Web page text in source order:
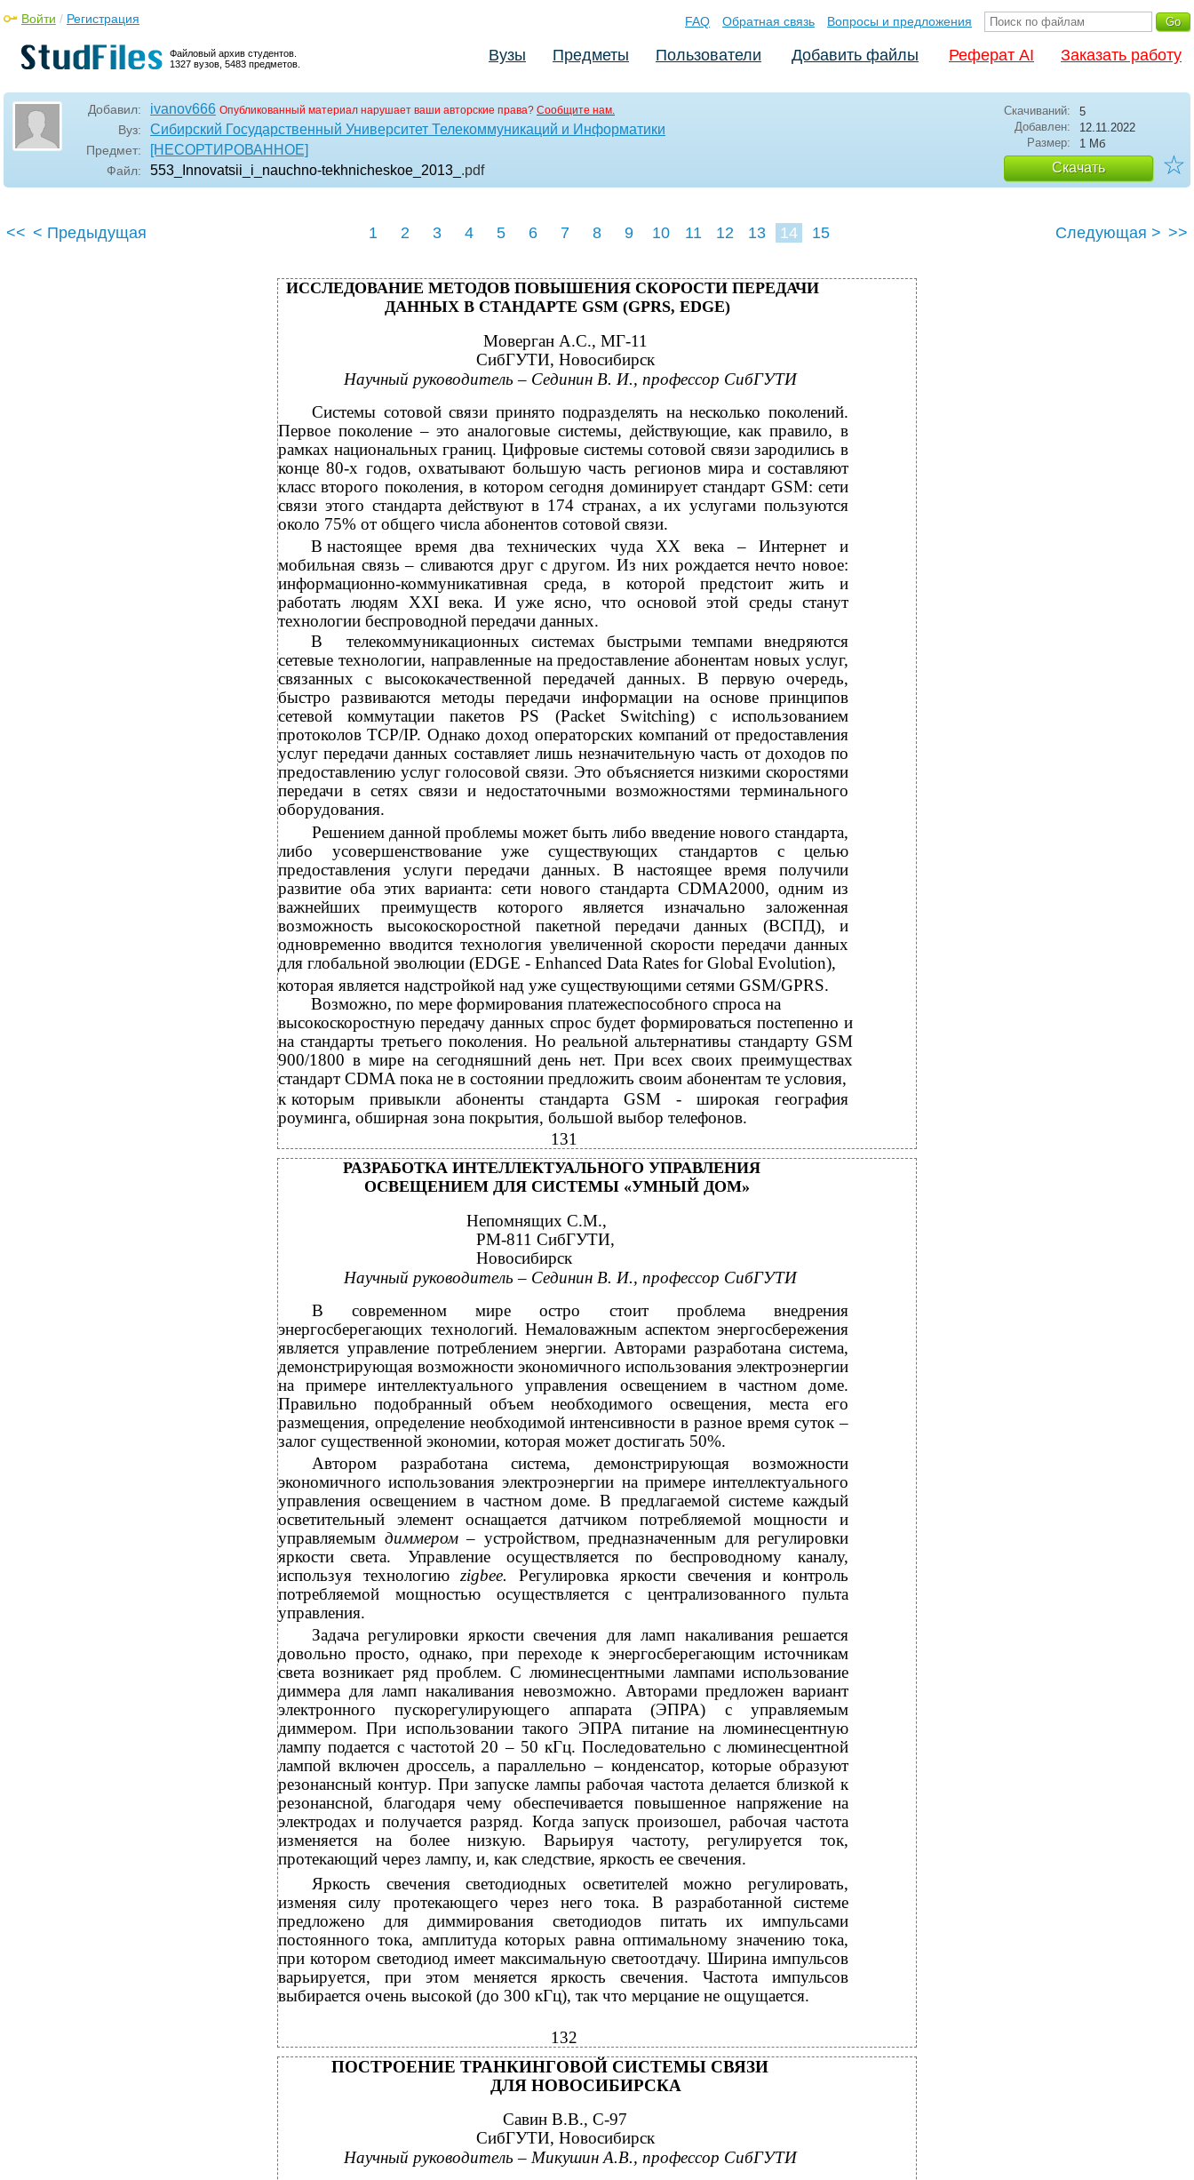
Файловый архив студентов.
1327 вузов, 5483 предметов.
Войти / Регистрация FAQ Обратная связь Вопросы и предложения
Вузы Предметы Пользователи Добавить файлы Реферат AI Заказать работу
Добавил: ivanov666 Опубликованный материал нарушает ваши авторские права? Сообщите нам.
Вуз: Сибирский Государственный Университет Телекоммуникаций и Информатики
Предмет: [НЕСОРТИРОВАННОЕ]
Файл: 553_Innovatsii_i_nauchno-tekhnicheskoe_2013_ .pdf
Скачиваний:
5
Добавлен:
12.11.2022
Размер:
1 Мб
Скачать ☆
<< < Предыдущая 1 2 3 4 5 6 7 8 9 10 11 12 13 14 15 Следующая > >>
ИССЛЕДОВАНИЕ МЕТОДОВ ПОВЫШЕНИЯ СКОРОСТИ ПЕРЕДАЧИ
ДАННЫХ В СТАНДАРТЕ GSM (GPRS, EDGE)
Моверган А.С., МГ-11
СибГУТИ, Новосибирск
Научный руководитель – Сединин В. И., профессор СибГУТИ
Системы сотовой связи принято подразделять на несколько поколений.
Первое поколение – это аналоговые системы, действующие, как правило, в
рамках национальных границ. Цифровые системы сотовой связи зародились в
конце 80-х годов, охватывают большую часть регионов мира и составляют
класс второго поколения, в котором сегодня доминирует стандарт GSM: сети
связи этого стандарта действуют в 174 странах, а их услугами пользуются
около 75% от общего числа абонентов сотовой связи.
В настоящее время два технических чуда XX века – Интернет и
мобильная связь – сливаются друг с другом. Из них рождается нечто новое:
информационно-коммуникативная среда, в которой предстоит жить и
работать людям XXI века. И уже ясно, что основой этой среды станут
технологии беспроводной передачи данных.
В
телекоммуникационных системах быстрыми темпами внедряются
сетевые технологии, направленные на предоставление абонентам новых услуг,
связанных с высококачественной передачей данных. В первую очередь,
быстро развиваются методы передачи информации на основе принципов
сетевой коммутации пакетов PS (Packet Switching) с использованием
протоколов TCP/IP. Однако доход операторских компаний от предоставления
услуг передачи данных составляет лишь незначительную часть от доходов по
предоставлению услуг голосовой связи. Это объясняется низкими скоростями
передачи в сетях связи и недостаточными возможностями терминального
оборудования.
Решением данной проблемы может быть либо введение нового стандарта,
либо усовершенствование уже существующих стандартов с целью
предоставления услуги передачи данных. В настоящее время получили
развитие оба этих варианта: сети нового стандарта CDMA2000, одним из
важнейших преимуществ которого является изначально заложенная
возможность высокоскоростной пакетной передачи данных (ВСПД), и
одновременно вводится технология увеличенной скорости передачи данных
для глобальной эволюции (EDGE - Enhanced Data Rates for Global Evolution),
которая является надстройкой над уже существующими сетями GSM/GPRS.
Возможно, по мере формирования платежеспособного спроса на
высокоскоростную передачу данных спрос будет формироваться постепенно и
на стандарты третьего поколения. Но реальной альтернативы стандарту GSM
900/1800 в мире на сегодняшний день нет. При всех своих преимуществах
стандарт CDMA пока не в состоянии предложить своим абонентам те условия,
к которым привыкли абоненты стандарта GSM - широкая география
роуминга, обширная зона покрытия, большой выбор телефонов.
131
РАЗРАБОТКА ИНТЕЛЛЕКТУАЛЬНОГО УПРАВЛЕНИЯ
ОСВЕЩЕНИЕМ ДЛЯ СИСТЕМЫ «УМНЫЙ ДОМ»
Непомнящих С.М.,
РМ-811 СибГУТИ,
Новосибирск
Научный руководитель – Сединин В. И., профессор СибГУТИ
В современном мире остро стоит проблема внедрения
энергосберегающих технологий. Немаловажным аспектом энергосбережения
является управление потреблением энергии. Авторами разработана система,
демонстрирующая возможности экономичного использования электроэнергии
на примере интеллектуального управления освещением в частном доме.
Правильно подобранный объем необходимого освещения, места его
размещения, определение необходимой интенсивности в разное время суток –
залог существенной экономии, которая может достигать 50%.
Автором разработана система, демонстрирующая возможности
экономичного использования электроэнергии на примере интеллектуального
управления освещением в частном доме. В предлагаемой системе каждый
осветительный элемент оснащается датчиком потребляемой мощности и
управляемым диммером– устройством, предназначенным для регулировки
яркости света. Управление осуществляется по беспроводному каналу,
используя технологиюzigbee.Регулировка яркости свечения и контроль
потребляемой мощностью осуществляется с централизованного пульта
управления.
Задача регулировки яркости свечения для ламп накаливания решается
довольно просто, однако, при переходе к энергосберегающим источникам
света возникает ряд проблем. С люминесцентными лампами использование
диммера для ламп накаливания невозможно. Авторами предложен вариант
электронного пускорегулирующего аппарата (ЭПРА) с управляемым
диммером. При использовании такого ЭПРА питание на люминесцентную
лампу подается с частотой 20 – 50 кГц. Последовательно с люминесцентной
лампой включен дроссель, а параллельно – конденсатор, которые образуют
резонансный контур. При запуске лампы рабочая частота делается близкой к
резонансной, благодаря чему обеспечивается повышенное напряжение на
электродах и получается разряд. Когда запуск произошел, рабочая частота
изменяется на более низкую. Варьируя частоту, регулируется ток,
протекающий через лампу, и, как следствие, яркость ее свечения.
Яркость свечения светодиодных осветителей можно регулировать,
изменяя силу протекающего через него тока. В разработанной системе
предложено для диммирования светодиодов питать их импульсами
постоянного тока, амплитуда которых равна оптимальному значению тока,
при котором светодиод имеет максимальную светоотдачу. Ширина импульсов
варьируется, при этом меняется яркость свечения. Частота импульсов
выбирается очень высокой (до 300 кГц), так что мерцание не ощущается.
132
ПОСТРОЕНИЕ ТРАНКИНГОВОЙ СИСТЕМЫ СВЯЗИ
ДЛЯ НОВОСИБИРСКА
Савин В.В., С-97
СибГУТИ, Новосибирск
Научный руководитель – Микушин А.В., профессор СибГУТИ